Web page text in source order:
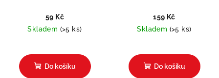
59 Kč
Skladem (>5 ks)
Do košíku
159 Kč
Skladem (>5 ks)
Do košíku